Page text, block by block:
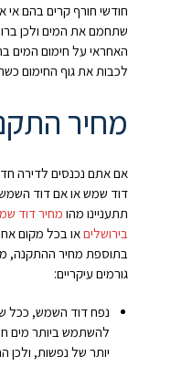
חודשי חורף קרים בהם
שתחמם את המים ולכן
האחראי על חימום המים
לכבות את גוף החימום
מחיר
אם אתם נכנסים לדירה
דוד שמש או אם דוד
תתעניינו מהו מחיר דוד
בירושליםאו בכל מקום
בתוספת מחיר ההתקנה,
גורמים עיקריים: